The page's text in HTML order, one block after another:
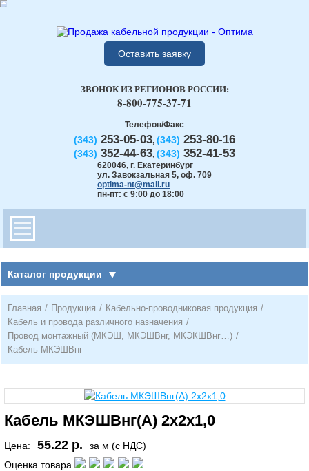
Оставить заявку
Телефон/Факс
(343) 253-05-03, (343) 253-80-16
(343) 352-44-63, (343) 352-41-53
620046, г. Екатеринбург
ул. Завокзальная 5, оф. 709
optima-nt@mail.ru
пн-пт: с 9:00 до 18:00
ЗВОНОК ИЗ РЕГИОНОВ РОССИИ:
8-800-775-37-71
Каталог продукции
Главная / Продукция / Кабельно-проводниковая продукция /
Кабель и провода различного назначения /
Провод монтажный (МКЭШ, МКЭШВнг, МКЭКШВнг…) /
Кабель МКЭШВнг
Кабель МКЭШВнг(А) 2х2х1,0
Цена: 55.22 р.
за м (с НДС)
Оценка товара